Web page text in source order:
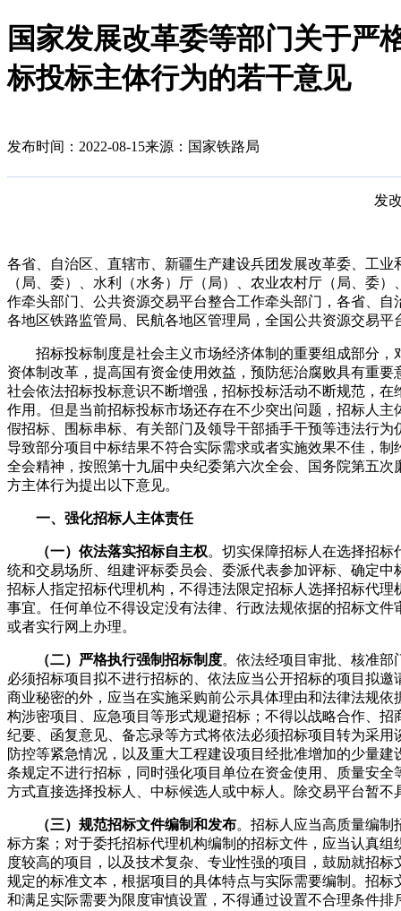
国家发展改革委等部门关于严
标投标主体行为的若干意见
发布时间：2022-08-15来源：国家铁路局
发改
各省、自治区、直辖市、新疆生产建设兵团发展改革委、工
（局、委）、水利（水务）厅（局）、农业农村厅（局、委
作牵头部门、公共资源交易平台整合工作牵头部门，各省、
各地区铁路监管局、民航各地区管理局，全国公共资源交易
招标投标制度是社会主义市场经济体制的重要组成部分
资体制改革，提高国有资金使用效益，预防惩治腐败具有重
社会依法招标投标意识不断增强，招标投标活动不断规范，
作用。但是当前招标投标市场还存在不少突出问题，招标人
假招标、围标串标、有关部门及领导干部插手干预等违法行
导致部分项目中标结果不符合实际需求或者实施效果不佳，
全会精神，按照第十九届中央纪委第六次全会、国务院第五
方主体行为提出以下意见。
一、强化招标人主体责任
（一）依法落实招标自主权。切实保障招标人在选择招
统和交易场所、组建评标委员会、委派代表参加评标、确定
招标人指定招标代理机构，不得违法限定招标人选择招标代
事宜。任何单位不得设定没有法律、行政法规依据的招标文
或者实行网上办理。
（二）严格执行强制招标制度。依法经项目审批、核准
必须招标项目拟不进行招标的、依法应当公开招标的项目拟
商业秘密的外，应当在实施采购前公示具体理由和法律法规
构涉密项目、应急项目等形式规避招标；不得以战略合作、
纪要、函复意见、备忘录等方式将依法必须招标项目转为采
防控等紧急情况，以及重大工程建设项目经批准增加的少量
条规定不进行招标，同时强化项目单位在资金使用、质量安
方式直接选择投标人、中标候选人或中标人。除交易平台暂
（三）规范招标文件编制和发布。招标人应当高质量编
标方案；对于委托招标代理机构编制的招标文件，应当认真
度较高的项目，以及技术复杂、专业性强的项目，鼓励就招
规定的标准文本，根据项目的具体特点与实际需要编制。招
和满足实际需要为限度审慎设置，不得通过设置不合理条件